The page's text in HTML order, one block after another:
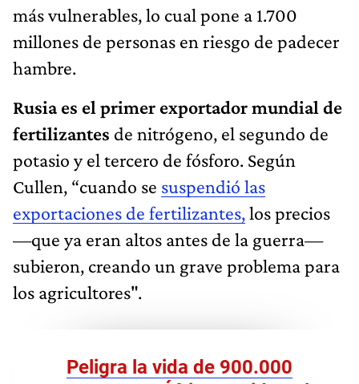
más vulnerables, lo cual pone a 1.700
millones de personas en riesgo de padecer
hambre.
Rusia es el primer exportador mundial de
fertilizantes de nitrógeno, el segundo de
potasio y el tercero de fósforo. Según
Cullen, “cuando se suspendió las
exportaciones de fertilizantes,los precios
—que ya eran altos antes de la guerra—
subieron, creando un grave problema para
los agricultores".
Peligra la vida de 900.000